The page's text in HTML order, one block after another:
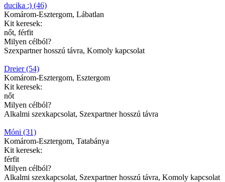
ducika :) (46)
Komárom-Esztergom, Lábatlan
Kit keresek:
nőt, férfit
Milyen célból?
Szexpartner hosszú távra, Komoly kapcsolat
Dreier (54)
Komárom-Esztergom, Esztergom
Kit keresek:
nőt
Milyen célból?
Alkalmi szexkapcsolat, Szexpartner hosszú távra
Móni (31)
Komárom-Esztergom, Tatabánya
Kit keresek:
férfit
Milyen célból?
Alkalmi szexkapcsolat, Szexpartner hosszú távra, Komoly kapcsolat